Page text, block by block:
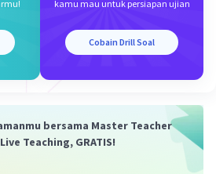
Iklan
kamu mau untuk persiapan ujian
Cobain Drill Soal
bersama Master Teacher
Teaching, GRATIS!